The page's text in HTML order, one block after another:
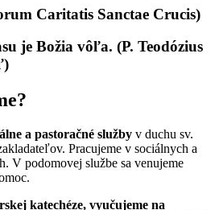
Caritatis Sanctae Crucis)
je Božia vôľa. (P. Teodózius
a pastoračné služby v duchu sv.
Pracujeme v sociálnych a
V podomovej službe sa venujeme
katechéze, vyučujeme na